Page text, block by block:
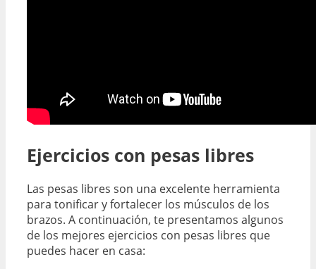
Ejercicios con pesas libres
Las pesas libres son una excelente herramienta
para tonificar y fortalecer los músculos de los
brazos. A continuación, te presentamos algunos
de los mejores ejercicios con pesas libres que
puedes hacer en casa: